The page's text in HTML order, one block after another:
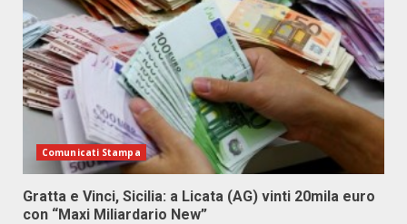
Comunicati Stampa
Gratta e Vinci, Sicilia: a Licata (AG) vinti 20mila euro
con “Maxi Miliardario New”